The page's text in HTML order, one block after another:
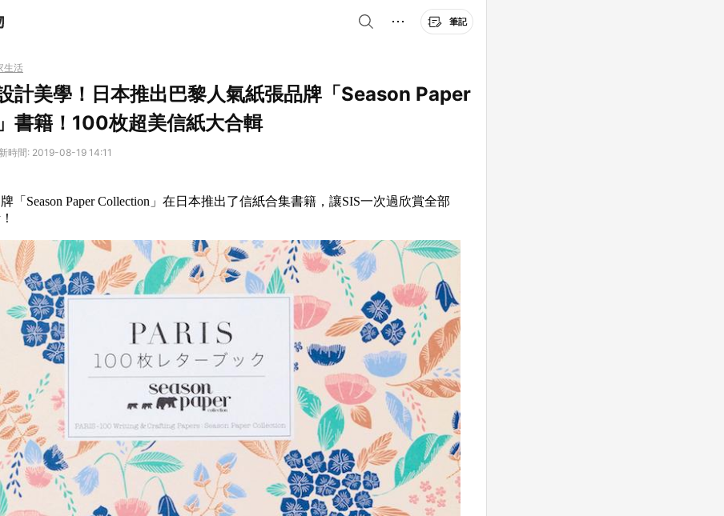
筆記
生活
計美學！日本推出巴黎人氣紙張品牌「Season Paper
書籍！100枚超美信紙大合輯
時間: 2019-08-19 14:11
「Season Paper Collection」在日本推出了信紙合集書籍，讓SIS一次過欣賞全部